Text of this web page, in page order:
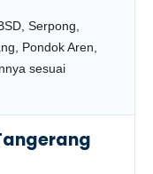
Serpong,
Pondok Aren,
sesuai